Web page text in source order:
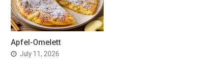
Apfel-Omelett
July 11, 2026